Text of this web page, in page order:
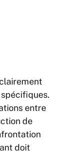
entre
de
doit